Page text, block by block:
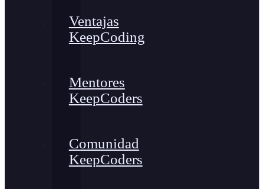
Ventajas
KeepCoding
Mentores
KeepCoders
Comunidad
KeepCoders